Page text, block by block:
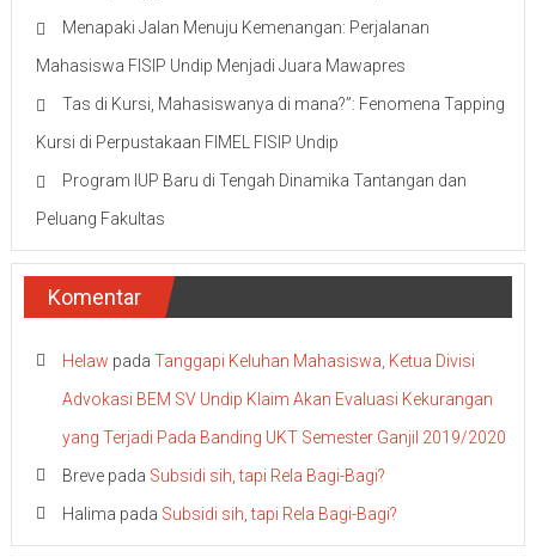
Menapaki Jalan Menuju Kemenangan: Perjalanan
Mahasiswa FISIP Undip Menjadi Juara Mawapres
Tas di Kursi, Mahasiswanya di mana?”: Fenomena Tapping
Kursi di Perpustakaan FIMEL FISIP Undip
Program IUP Baru di Tengah Dinamika Tantangan dan
Peluang Fakultas
Komentar
Helaw pada Tanggapi Keluhan Mahasiswa, Ketua Divisi
Advokasi BEM SV Undip Klaim Akan Evaluasi Kekurangan
yang Terjadi Pada Banding UKT Semester Ganjil 2019/2020
Brevepada Subsidi sih, tapi Rela Bagi-Bagi?
Halima pada Subsidi sih, tapi Rela Bagi-Bagi?